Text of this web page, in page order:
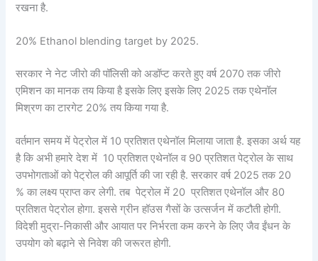
रखना है.
20% Ethanol blending target by 2025.
सरकार ने नेट जीरो की पॉलिसी को अडॉप्ट करते हुए वर्ष 2070 तक जीरो
एमिशन का मानक तय किया है इसके लिए इसके लिए 2025 तक एथेनॉल
मिश्रण का टारगेट 20% तय किया गया है.
वर्तमान समय में पेट्रोल में 10 प्रतिशत एथेनॉल मिलाया जाता है. इसका अर्थ यह
है कि अभी हमारे देश में 10 प्रतिशत एथेनॉल व 90 प्रतिशत पेट्रोल के साथ
उपभोगताओं को पेट्रोल की आपूर्ति की जा रही है. सरकार वर्ष 2025 तक 20
% का लक्ष्य प्राप्त कर लेगी. तब पेट्रोल में 20 प्रतिशत एथेनॉल और 80
प्रतिशत पेट्रोल होगा. इससे ग्रीन हॉउस गैसों के उत्सर्जन में कटौती होगी.
विदेशी मुद्रा-निकासी और आयात पर निर्भरता कम करने के लिए जैव ईंधन के
उपयोग को बढ़ाने से निवेश की जरूरत होगी.